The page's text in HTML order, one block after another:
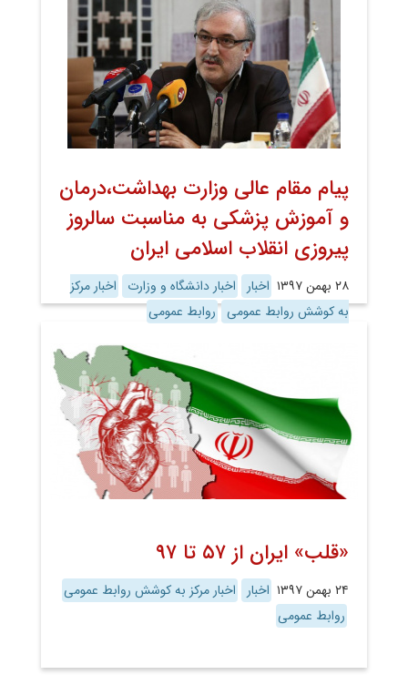
پیام مقام عالی وزارت بهداشت،درمان
و آموزش پزشکی به مناسبت سالروز
پیروزی انقلاب اسلامی ایران
۲۸ بهمن ۱۳۹۷ اخبار اخبار دانشگاه و وزارت
اخبار مرکز
به کوشش روابط عمومی روابط عمومی
«قلب» ایران از ۵۷ تا ۹۷
۲۴ بهمن ۱۳۹۷ اخبار
اخبار مرکز به کوشش روابط عمومی
روابط عمومی